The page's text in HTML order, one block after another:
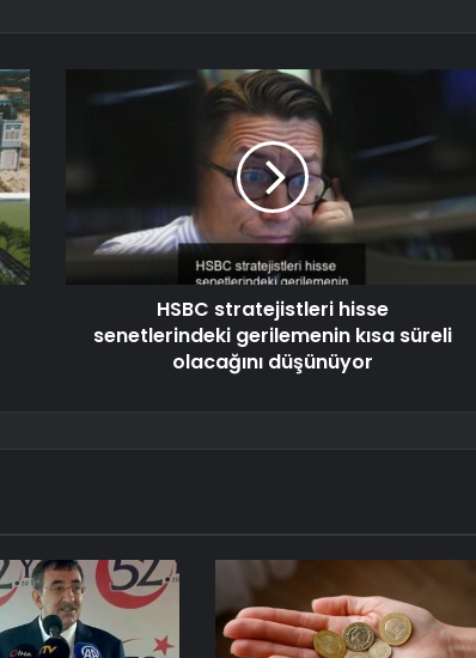
HSBC stratejistleri hisse
senetlerindeki gerilemenin kısa süreli
olacağını düşünüyor